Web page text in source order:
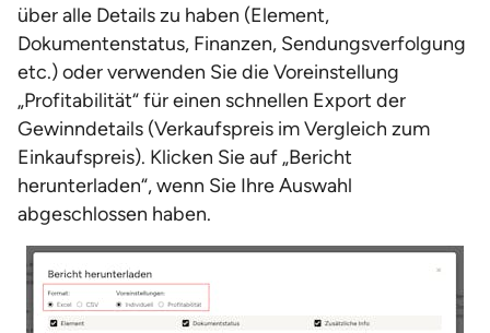
über alle Details zu haben (Element,
Dokumentenstatus, Finanzen, Sendungsverfolgung
etc.) oder verwenden Sie die Voreinstellung
„Profitabilität“ für einen schnellen Export der
Gewinndetails (Verkaufspreis im Vergleich zum
Einkaufspreis). Klicken Sie auf „Bericht
herunterladen“, wenn Sie Ihre Auswahl
abgeschlossen haben.